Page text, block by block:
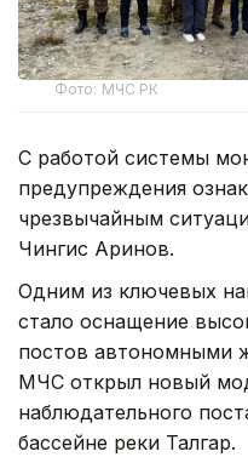
Фото: МЧС РК
С работой системы
предупреждения
чрезвычайным
Чингис Аринов.
Одним из ключевых
стало оснащение
постов автономными
МЧС открыл новый
наблюдательного
бассейне реки Талгар.